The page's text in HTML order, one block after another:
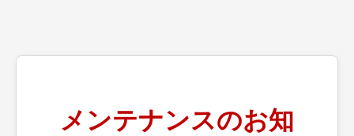
メンテナンスのお知